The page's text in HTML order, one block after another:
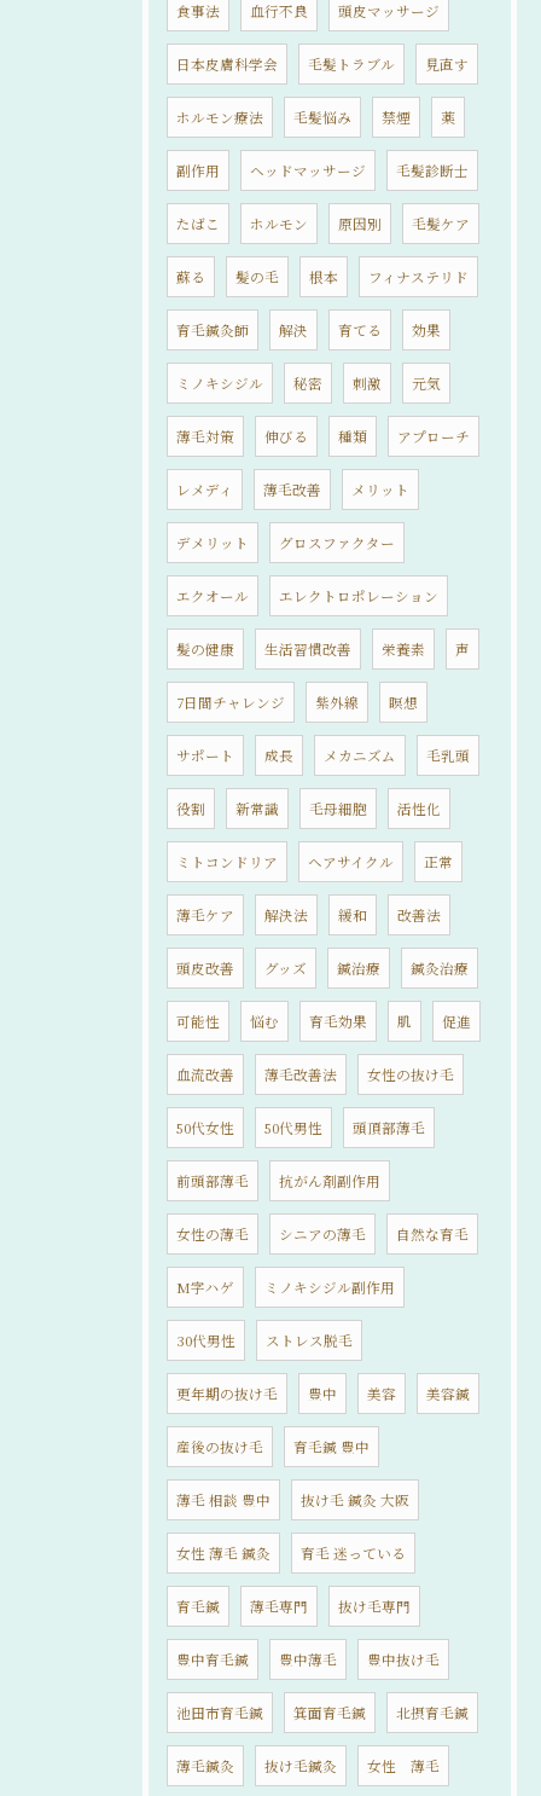
食事法 血行不良 頭皮マッサージ
日本皮膚科学会 毛髪トラブル 見直す
ホルモン療法 毛髪悩み 禁煙 薬
副作用 ヘッドマッサージ 毛髪診断士
たばこ ホルモン 原因別 毛髪ケア
蘇る 髪の毛 根本 フィナステリド
育毛鍼灸師 解決 育てる 効果
ミノキシジル 秘密 刺激 元気
薄毛対策 伸びる 種類 アプローチ
レメディ 薄毛改善 メリット
デメリット グロスファクター
エクオール エレクトロポレーション
髪の健康 生活習慣改善 栄養素 声
7日間チャレンジ 紫外線 瞑想
サポート 成長 メカニズム 毛乳頭
役割 新常識 毛母細胞 活性化
ミトコンドリア ヘアサイクル 正常
薄毛ケア 解決法 緩和 改善法
頭皮改善 グッズ 鍼治療 鍼灸治療
可能性 悩む 育毛効果 肌 促進
血流改善 薄毛改善法 女性の抜け毛
50代女性 50代男性 頭頂部薄毛
前頭部薄毛 抗がん剤副作用
女性の薄毛 シニアの薄毛 自然な育毛
M字ハゲ ミノキシジル副作用
30代男性 ストレス脱毛
更年期の抜け毛 豊中 美容 美容鍼
産後の抜け毛 育毛鍼 豊中
薄毛 相談 豊中 抜け毛 鍼灸 大阪
女性 薄毛 鍼灸 育毛 迷っている
育毛鍼 薄毛専門 抜け毛専門
豊中育毛鍼 豊中薄毛 豊中抜け毛
池田市育毛鍼 箕面育毛鍼 北摂育毛鍼
薄毛鍼灸 抜け毛鍼灸 女性 薄毛